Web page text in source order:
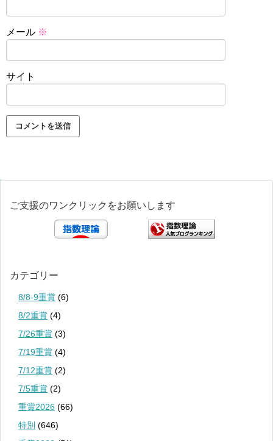
メール ※
サイト
ご支援のワンクリックをお願いします
カテゴリー
8/8-9重賞 (6)
8/2重賞 (4)
7/26重賞 (3)
7/19重賞 (4)
7/12重賞 (2)
7/5重賞 (2)
重賞2026 (66)
特別 (646)